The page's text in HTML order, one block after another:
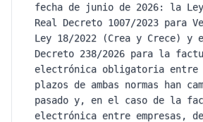
fecha de junio de 2026: la
Real Decreto 1007/2023 para
Ley 18/2022 (Crea y Crece) y
Decreto 238/2026 para la
electrónica obligatoria entre
plazos de ambas normas han
pasado y, en el caso de la
electrónica entre empresas,